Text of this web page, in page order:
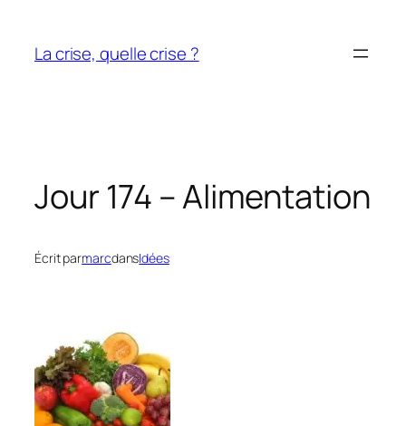
contenu
La crise, quelle crise ?
Jour 174 – Alimentation
Écrit parmarcdansIdées